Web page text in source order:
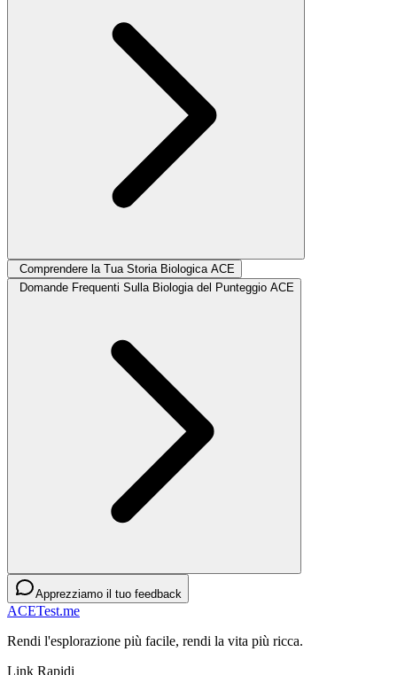
Comprendere la Tua Storia Biologica ACE
Domande Frequenti Sulla Biologia del Punteggio ACE
Apprezziamo il tuo feedback
ACETest.me
Rendi l'esplorazione più facile, rendi la vita più ricca.
Link Rapidi